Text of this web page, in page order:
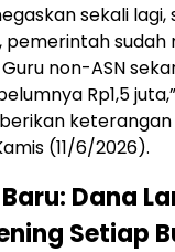
sekali
pemerintah sudah
non-ASN
Rp1,5
(11/6/2026).
Dana
Setiap